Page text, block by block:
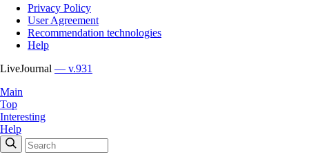
Privacy Policy
User Agreement
Recommendation technologies
Help
LiveJournal — v.931
Main
Top
Interesting
Help